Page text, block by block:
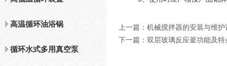
上一篇： 机械搅拌器的安装与维护
下一篇： 双层玻璃反应釜功能及特
高温循环油浴锅
循环水式多用真空泵